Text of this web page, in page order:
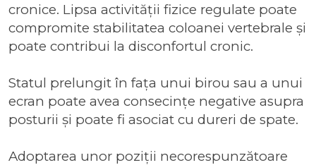
cronice. Lipsa activității fizice regulate poate
compromite stabilitatea coloanei vertebrale și
poate contribui la disconfortul cronic.
Statul prelungit în fața unui birou sau a unui
ecran poate avea consecințe negative asupra
posturii și poate fi asociat cu dureri de spate.
Adoptarea unor poziții necorespunzătoare